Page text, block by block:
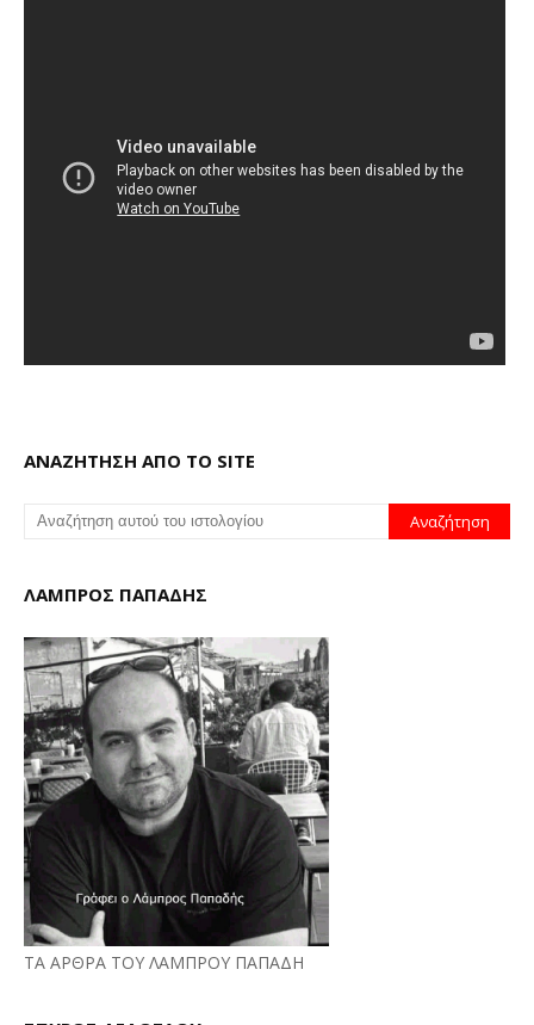
ΑΝΑΖΗΤΗΣΗ ΑΠΟ ΤΟ SITE
ΛΑΜΠΡΟΣ ΠΑΠΑΔΗΣ
ΤΑ ΑΡΘΡΑ ΤΟΥ ΛΑΜΠΡΟΥ ΠΑΠΑΔΗ